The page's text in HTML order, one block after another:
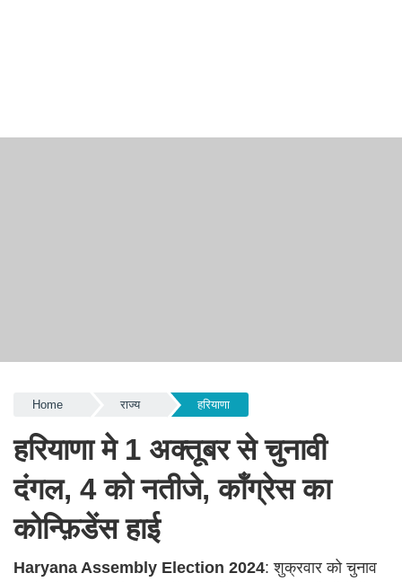
Home राज्य हरियाणा
हरियाणा मे 1 अक्तूबर से चुनावी
दंगल, 4 को नतीजे, कॉंग्रेस का
कोन्फ़िडेंस हाई
Haryana Assembly Election 2024: शुक्रवार को चुनाव